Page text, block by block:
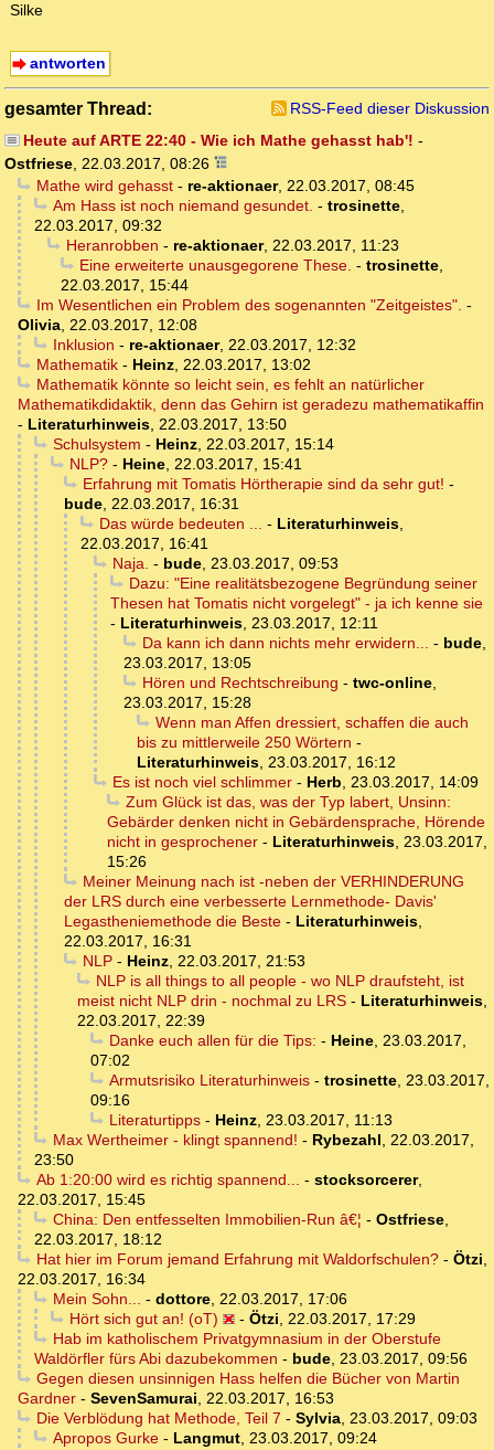
Silke
antworten
gesamter Thread:
RSS-Feed dieser Diskussion
Heute auf ARTE 22:40 - Wie ich Mathe gehasst hab'! -
Ostfriese, 22.03.2017, 08:26
Mathe wird gehasst- re-aktionaer, 22.03.2017, 08:45
Am Hass ist noch niemand gesundet. - trosinette,
22.03.2017, 09:32
Heranrobben - re-aktionaer, 22.03.2017, 11:23
Eine erweiterte unausgegorene These. - trosinette,
22.03.2017, 15:44
Im Wesentlichen ein Problem des sogenannten "Zeitgeistes". -
Olivia, 22.03.2017, 12:08
Inklusion - re-aktionaer, 22.03.2017, 12:32
Mathematik- Heinz, 22.03.2017, 13:02
Mathematik könnte so leicht sein, es fehlt an natürlicher
Mathematikdidaktik, denn das Gehirn ist geradezu mathematikaffin
- Literaturhinweis, 22.03.2017, 13:50
Schulsystem - Heinz, 22.03.2017, 15:14
NLP?- Heine, 22.03.2017, 15:41
Erfahrung mit Tomatis Hörtherapie sind da sehr gut! -
bude, 22.03.2017, 16:31
Das würde bedeuten ... - Literaturhinweis,
22.03.2017, 16:41
Naja. - bude, 23.03.2017, 09:53
Dazu: "Eine realitätsbezogene Begründung seiner
Thesen hat Tomatis nicht vorgelegt" - ja ich kenne sie
- Literaturhinweis, 23.03.2017, 12:11
Da kann ich dann nichts mehr erwidern... - bude,
23.03.2017, 13:05
Hören und Rechtschreibung - twc-online,
23.03.2017, 15:28
Wenn man Affen dressiert, schaffen die auch
bis zu mittlerweile 250 Wörtern -
Literaturhinweis, 23.03.2017, 16:12
Es ist noch viel schlimmer- Herb, 23.03.2017, 14:09
Zum Glück ist das, was der Typ labert, Unsinn:
Gebärder denken nicht in Gebärdensprache, Hörende
nicht in gesprochener - Literaturhinweis, 23.03.2017,
15:26
Meiner Meinung nach ist -neben der VERHINDERUNG
der LRS durch eine verbesserte Lernmethode- Davis'
Legastheniemethode die Beste - Literaturhinweis,
22.03.2017, 16:31
NLP- Heinz, 22.03.2017, 21:53
NLP is all things to all people - wo NLP draufsteht, ist
meist nicht NLP drin - nochmal zu LRS - Literaturhinweis,
22.03.2017, 22:39
Danke euch allen für die Tips: - Heine, 23.03.2017,
07:02
Armutsrisiko Literaturhinweis- trosinette, 23.03.2017,
09:16
Literaturtipps- Heinz, 23.03.2017, 11:13
Max Wertheimer - klingt spannend! - Rybezahl, 22.03.2017,
23:50
Ab 1:20:00 wird es richtig spannend... - stocksorcerer,
22.03.2017, 15:45
China: Den entfesselten Immobilien-Run â€¦ - Ostfriese,
22.03.2017, 18:12
Hat hier im Forum jemand Erfahrung mit Waldorfschulen?- Ötzi,
22.03.2017, 16:34
Mein Sohn... - dottore, 22.03.2017, 17:06
Hört sich gut an! (oT)
- Ötzi, 22.03.2017, 17:29
Hab im katholischem Privatgymnasium in der Oberstufe
Waldörfler fürs Abi dazubekommen - bude, 23.03.2017, 09:56
Gegen diesen unsinnigen Hass helfen die Bücher von Martin
Gardner - SevenSamurai, 22.03.2017, 16:53
Die Verblödung hat Methode, Teil 7 - Sylvia, 23.03.2017, 09:03
Apropos Gurke- Langmut, 23.03.2017, 09:24